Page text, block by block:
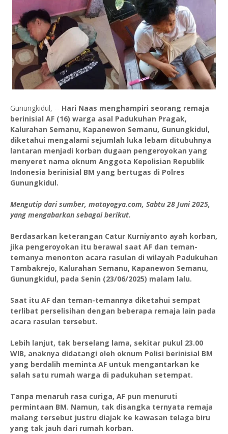
Gunungkidul, -- Hari Naas menghampiri seorang remaja
berinisial AF (16) warga asal Padukuhan Pragak,
Kalurahan Semanu, Kapanewon Semanu, Gunungkidul,
diketahui mengalami sejumlah luka lebam ditubuhnya
lantaran menjadi korban dugaan pengeroyokan yang
menyeret nama oknum Anggota Kepolisian Republik
Indonesia berinisial BM yang bertugas di Polres
Gunungkidul.
Mengutip dari sumber, matayogya.com, Sabtu 28 Juni 2025,
yang mengabarkan sebagai berikut.
Berdasarkan keterangan Catur Kurniyanto ayah korban,
jika pengeroyokan itu berawal saat AF dan teman-
temanya menonton acara rasulan di wilayah Padukuhan
Tambakrejo, Kalurahan Semanu, Kapanewon Semanu,
Gunungkidul, pada Senin (23/06/2025) malam lalu.
Saat itu AF dan teman-temannya diketahui sempat
terlibat perselisihan dengan beberapa remaja lain pada
acara rasulan tersebut.
Lebih lanjut, tak berselang lama, sekitar pukul 23.00
WIB, anaknya didatangi oleh oknum Polisi berinisial BM
yang berdalih meminta AF untuk mengantarkan ke
salah satu rumah warga di padukuhan setempat.
Tanpa menaruh rasa curiga, AF pun menuruti
permintaan BM. Namun, tak disangka ternyata remaja
malang tersebut justru diajak ke kawasan telaga biru
yang tak jauh dari rumah korban.